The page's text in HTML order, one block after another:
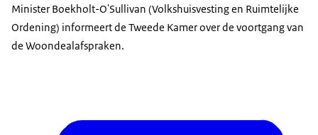
Minister Boekholt-O'Sullivan (Volkshuisvesting en Ruimtelijke
Ordening) informeert de Tweede Kamer over de voortgang van
de Woondealafspraken.